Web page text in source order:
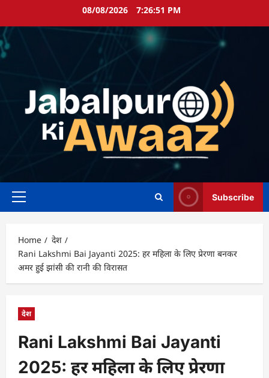
content
08/08/2026 7:26:52 PM
Primary
Subscribe
Home
देश
Rani Lakshmi Bai Jayanti 2025: हर महिला के लिए प्रेरणा बनकर
अमर हुई झांसी की रानी की विरासत
देश
Rani Lakshmi Bai Jayanti
2025: हर महिला के लिए प्रेरणा